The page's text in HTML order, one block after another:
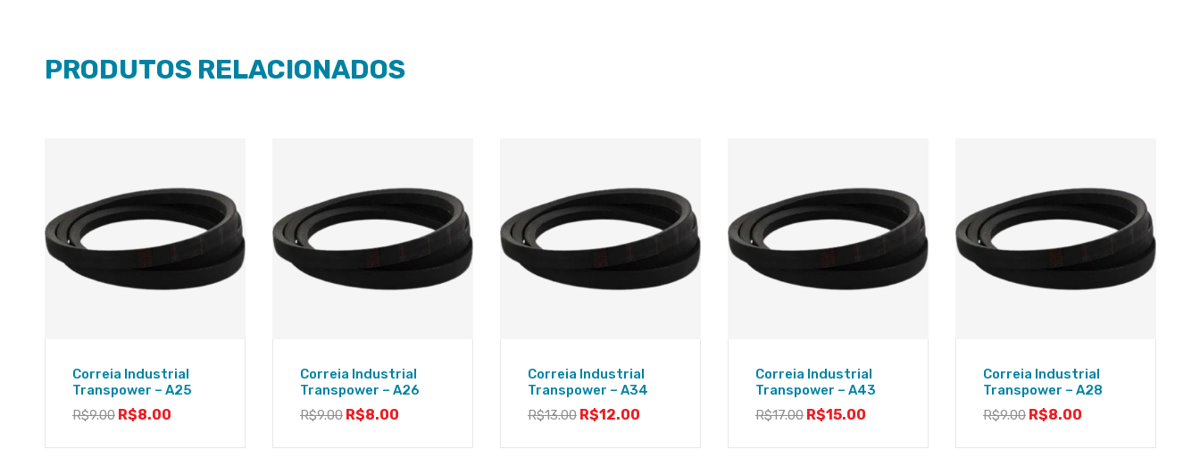
PRODUTOS RELACIONADOS
Correia Industrial
Transpower – A25
R$9.00 R$8.00
Correia Industrial
Transpower – A26
R$9.00 R$8.00
Correia Industrial
Transpower – A34
R$13.00 R$12.00
Correia Industrial
Transpower – A43
R$17.00 R$15.00
Correia Industrial
Transpower – A28
R$9.00 R$8.00